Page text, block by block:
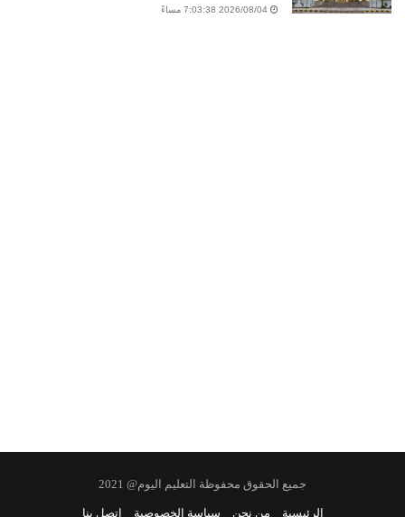
2026/08/04 7:03:38 مساءً
جميع الحقوق محفوظة التعليم اليوم@ 2021
الرئيسية من نحن سياسة الخصوصية اتصل بنا